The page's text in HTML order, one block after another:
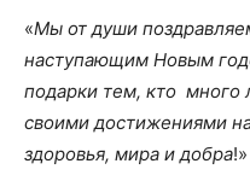
«Мы от души
наступающим Новым
подарки тем, кто много
своими достижениями
здоровья, мира и добра!»